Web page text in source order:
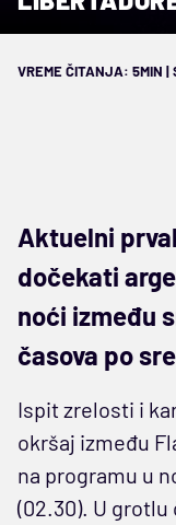
VREME ČITANJA: 5MIN
Aktuelni
dočekati
noći između
časova po
Ispit zrelosti i
okršaj između
na programu u
(02.30). U grotlu